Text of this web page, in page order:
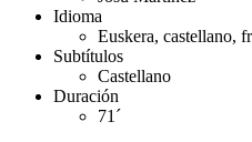
Idioma
Euskera, castellano,
Subtítulos
Castellano
Duración
71´